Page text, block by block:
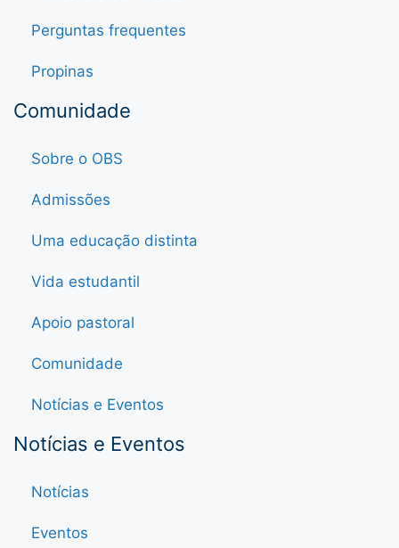
Perguntas frequentes
Propinas
Comunidade
Sobre o OBS
Admissões
Uma educação distinta
Vida estudantil
Apoio pastoral
Comunidade
Notícias e Eventos
Notícias e Eventos
Notícias
Eventos